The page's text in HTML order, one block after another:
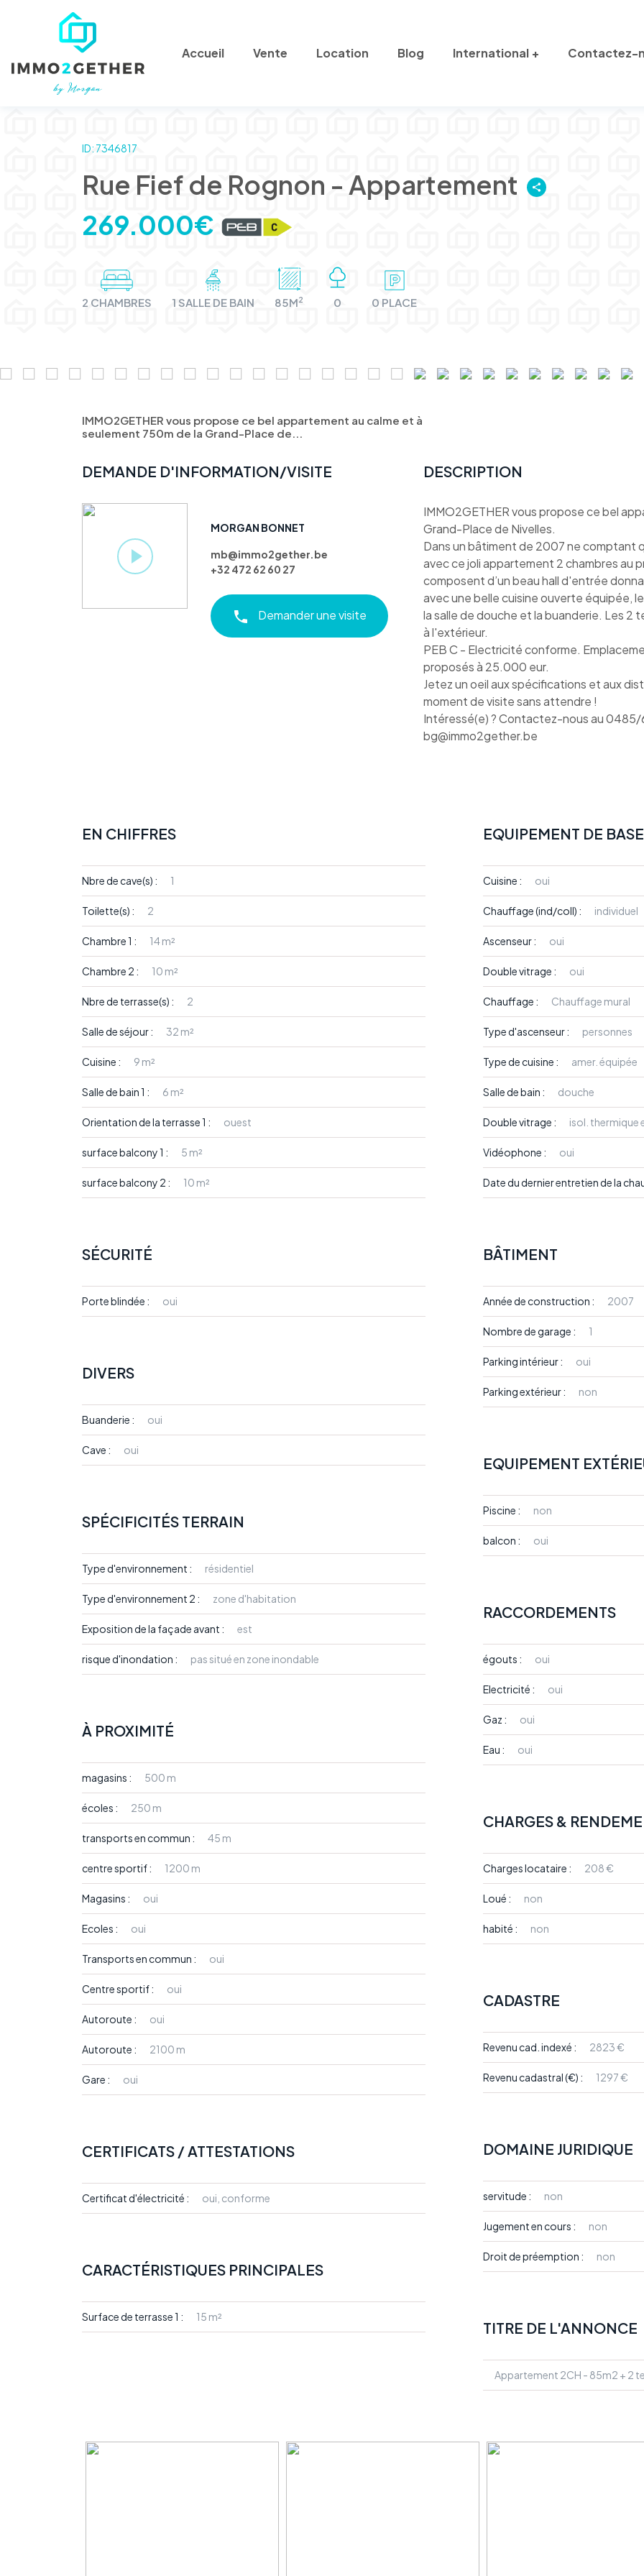
Accueil Vente Location Blog International Contactez-
ID: 7346817
Rue Fief de Rognon - Appartement
269.000€
2 CHAMBRES 1 SALLE DE BAIN 85M2 0 0 PLACE
IMMO2GETHER vous propose ce bel appartement au calme et à
seulement 750m de la Grand-Place de...
DEMANDE D'INFORMATION/VISITE
MORGAN BONNET
mb@immo2gether.be
+32 472 62 60 27
Demander une visite
DESCRIPTION
IMMO2GETHER vous propose ce bel
Grand-Place de Nivelles.
Dans un bâtiment de 2007 ne comptant
avec ce joli appartement 2 chambres au
composent d’un beau hall d'entrée
avec une belle cuisine ouverte équipée,
la salle de douche et la buanderie. Les 2
à l'extérieur.
PEB C - Electricité conforme.
proposés à 25.000 eur.
Jetez un oeil aux spécifications et aux
moment de visite sans attendre !
Intéressé(e) ? Contactez-nous au
bg@immo2gether.be
EN CHIFFRES
Nbre de cave(s) : 1
Toilette(s) : 2
Chambre 1 : 14 m²
Chambre 2 : 10 m²
Nbre de terrasse(s) : 2
Salle de séjour : 32 m²
Cuisine : 9 m²
Salle de bain 1 : 6 m²
Orientation de la terrasse 1 : ouest
surface balcony 1 : 5 m²
surface balcony 2 : 10 m²
EQUIPEMENT DE BASE
Cuisine : oui
Chauffage (ind/coll) : individuel
Ascenseur : oui
Double vitrage : oui
Chauffage : Chauffage mural
Type d'ascenseur : personnes
Type de cuisine : amer. équipée
Salle de bain : douche
Double vitrage : isol. thermique
Vidéophone : oui
Date du dernier entretien de la
SÉCURITÉ
Porte blindée : oui
BÂTIMENT
Année de construction : 2007
Nombre de garage : 1
Parking intérieur : oui
Parking extérieur : non
DIVERS
Buanderie : oui
Cave : oui
EQUIPEMENT
Piscine : non
balcon : oui
SPÉCIFICITÉS TERRAIN
Type d'environnement : résidentiel
Type d'environnement 2 : zone d'habitation
Exposition de la façade avant : est
risque d'inondation : pas situé en zone inondable
RACCORDEMENTS
égouts : oui
Electricité : oui
Gaz : oui
Eau : oui
À PROXIMITÉ
magasins : 500 m
écoles : 250 m
transports en commun : 45 m
centre sportif : 1200 m
Magasins : oui
Ecoles : oui
Transports en commun : oui
Centre sportif : oui
Autoroute : oui
Autoroute : 2100 m
Gare : oui
CHARGES &
Charges locataire : 208 €
Loué : non
habité : non
CADASTRE
Revenu cad. indexé : 2823 €
Revenu cadastral (€) : 1297 €
DOMAINE JURIDIQUE
servitude : non
Jugement en cours : non
Droit de préemption : non
CERTIFICATS / ATTESTATIONS
Certificat d'électricité : oui, conforme
CARACTÉRISTIQUES PRINCIPALES
Surface de terrasse 1 : 15 m²
TITRE DE L'ANNONCE
Appartement 2CH - 85m2 + 2